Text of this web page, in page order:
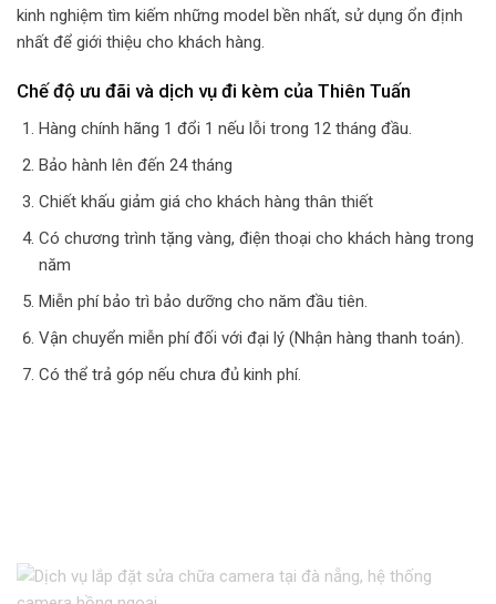
kinh nghiệm tìm kiếm những model bền nhất, sử dụng ổn định
nhất để giới thiệu cho khách hàng.
Chế độ ưu đãi và dịch vụ đi kèm của Thiên Tuấn
Hàng chính hãng 1 đổi 1 nếu lỗi trong 12 tháng đầu.
Bảo hành lên đến 24 tháng
Chiết khấu giảm giá cho khách hàng thân thiết
Có chương trình tặng vàng, điện thoại cho khách hàng trong
năm
Miễn phí bảo trì bảo dưỡng cho năm đầu tiên.
Vận chuyển miễn phí đối với đại lý (Nhận hàng thanh toán).
Có thể trả góp nếu chưa đủ kinh phí.